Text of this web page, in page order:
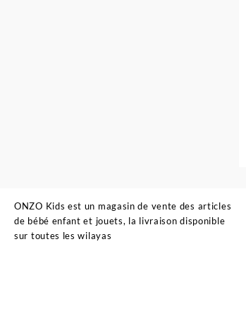
ONZO Kids est un magasin de vente des articles
de bébé enfant et jouets, la livraison disponible
sur toutes les wilayas